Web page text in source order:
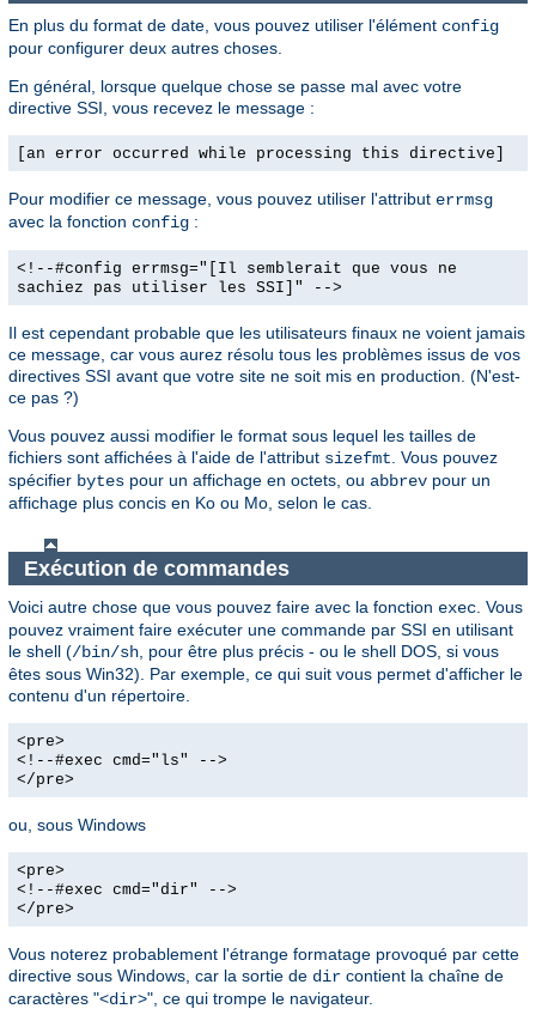
En plus du format de date, vous pouvez utiliser l'élément config
pour configurer deux autres choses.
En général, lorsque quelque chose se passe mal avec votre
directive SSI, vous recevez le message :
[an error occurred while processing this directive]
Pour modifier ce message, vous pouvez utiliser l'attribut errmsg
avec la fonction config :
<!--#config errmsg="[Il semblerait que vous ne
sachiez pas utiliser les SSI]" -->
Il est cependant probable que les utilisateurs finaux ne voient jamais
ce message, car vous aurez résolu tous les problèmes issus de vos
directives SSI avant que votre site ne soit mis en production. (N'est-
ce pas ?)
Vous pouvez aussi modifier le format sous lequel les tailles de
fichiers sont affichées à l'aide de l'attribut sizefmt. Vous pouvez
spécifier bytes pour un affichage en octets, ou abbrev pour un
affichage plus concis en Ko ou Mo, selon le cas.
Exécution de commandes
Voici autre chose que vous pouvez faire avec la fonction exec. Vous
pouvez vraiment faire exécuter une commande par SSI en utilisant
le shell (/bin/sh, pour être plus précis - ou le shell DOS, si vous
êtes sous Win32). Par exemple, ce qui suit vous permet d'afficher le
contenu d'un répertoire.
<pre>
<!--#exec cmd="ls" -->
</pre>
ou, sous Windows
<pre>
<!--#exec cmd="dir" -->
</pre>
Vous noterez probablement l'étrange formatage provoqué par cette
directive sous Windows, car la sortie de dir contient la chaîne de
caractères "<dir>", ce qui trompe le navigateur.